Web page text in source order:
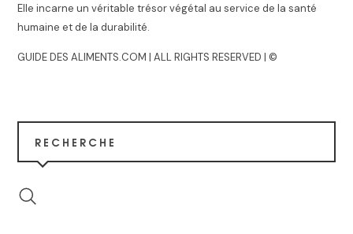
Elle incarne un véritable trésor végétal au service de la santé
humaine et de la durabilité.
GUIDE DES ALIMENTS.COM | ALL RIGHTS RESERVED | ©
RECHERCHE